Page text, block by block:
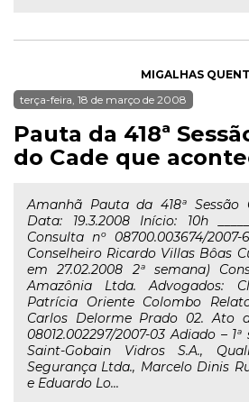
MIGALHAS
terça-feira, 18 de março de 2008
Pauta da 418ª
do Cade que
Amanhã Pauta da 418ª Sessão
Data: 19.3.2008 Início: 10h
Consulta nº 08700.003674/
Conselheiro Ricardo Villas Bôas
em 27.02.2008 2ª semana)
Amazônia Ltda. Advogados:
Patrícia Oriente Colombo
Carlos Delorme Prado 02. Ato
08012.002297/2007-03 Adiado –
Saint-Gobain Vidros S.A.,
Segurança Ltda., Marcelo Dinis
e Eduardo Lo...